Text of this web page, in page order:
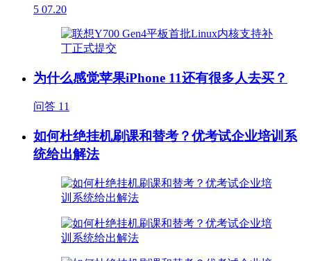
5 07.20
为什么感觉苹果iPhone 11还有很多人去买？
问答 11
如何杜绝挂机刷课和替考？优考试企业培训系
统给出解法